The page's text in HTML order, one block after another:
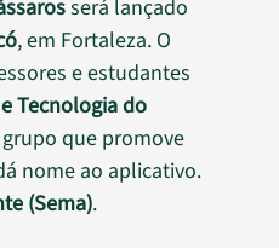
será lançado
, em Fortaleza. O
e estudantes
Tecnologia do
grupo que promove
nome ao aplicativo.
(Sema).